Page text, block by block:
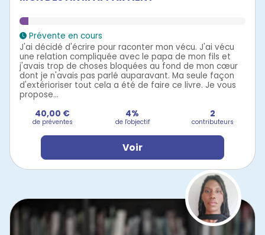
Prévente en cours
J'ai décidé d'écrire pour raconter mon vécu. J'ai vécu
une relation compliquée avec le papa de mon fils et
j'avais trop de choses bloquées au fond de mon cœur
dont je n'avais pas parlé auparavant. Ma seule façon
d'extérioriser tout cela a été de faire ce livre. Je vous
propose...
40,00 €
de préventes
4%
de l'objectif
2
contributeurs
Voir